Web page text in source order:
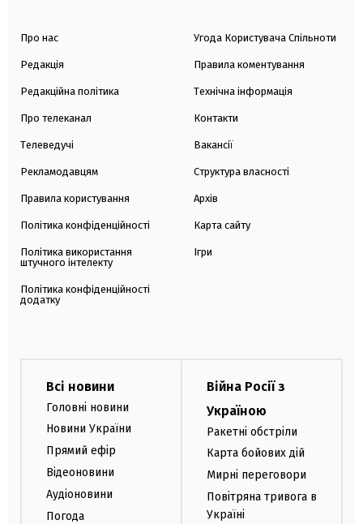
Про нас
Редакція
Редакційна політика
Про телеканал
Телеведучі
Рекламодавцям
Правила користування
Політика конфіденційності
Політика використання
штучного інтелекту
Політика конфіденційності
додатку
Угода Користувача Спільноти
Правила коментування
Технічна інформація
Контакти
Вакансії
Структура власності
Архів
Карта сайту
Ігри
Всі новини
Головні новини
Новини України
Прямий ефір
Відеоновини
Аудіоновини
Погода
Війна Росії з
Україною
Ракетні обстріли
Карта бойових дій
Мирні переговори
Повітряна тривога в
Україні